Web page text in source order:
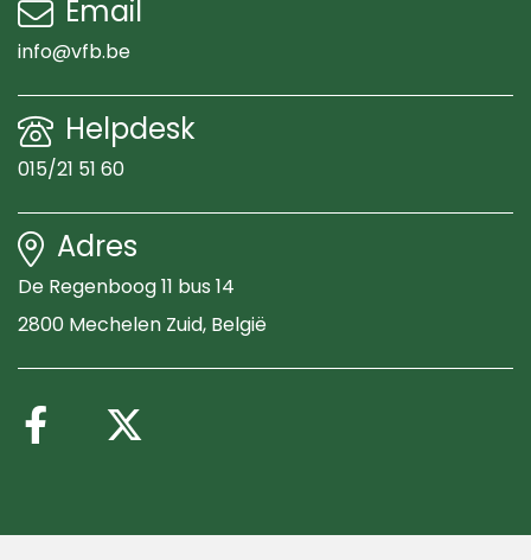
Email
info@vfb.be
Helpdesk
015/21 51 60
Adres
De Regenboog 11 bus 14
2800 Mechelen Zuid, België
Volg ons op Facebook